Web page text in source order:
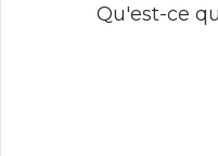
Qu'est-ce